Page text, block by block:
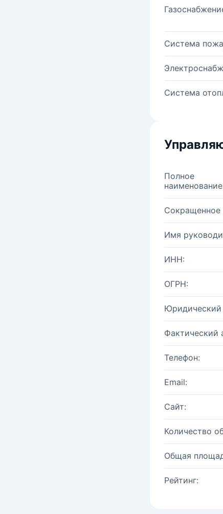
Система
Система
Полное
Сокращенное
Имя
ИНН:
ОГРН:
Юридический
Фактический
Телефон:
Email:
Сайт:
Количество
Общая
Рейтинг: